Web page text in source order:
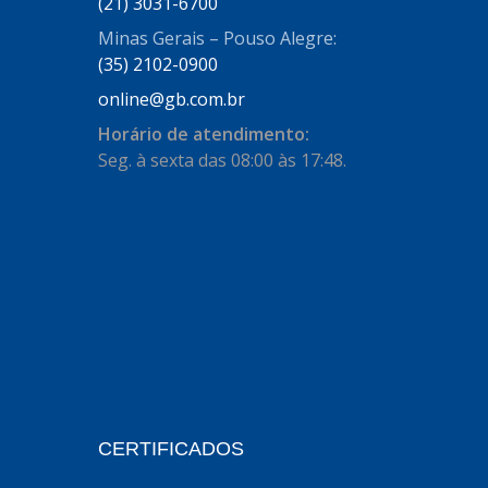
BECA FREIOS (25)
BOSAL
BRASMECK (656)
COMALTECH/JPEMA
Minas Gerais – Pouso Alegre:
(35) 2102-0900
online@gb.com.br
Horário de atendimento:
Seg. à sexta das 08:00 às 17:48.
CERTIFICADOS